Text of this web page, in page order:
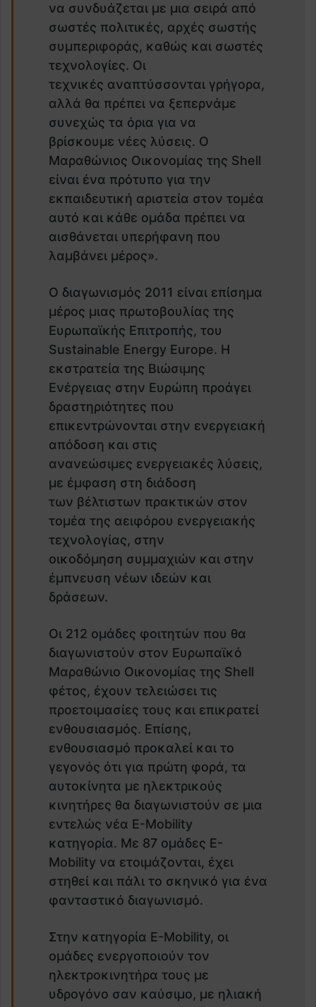
να συνδυάζεται με μια σειρά από
σωστές πολιτικές, αρχές σωστής
συμπεριφοράς, καθώς και σωστές
τεχνολογίες. Οι
τεχνικές αναπτύσσονται γρήγορα,
αλλά θα πρέπει να ξεπερνάμε
συνεχώς τα όρια για να
βρίσκουμε νέες λύσεις. Ο
Μαραθώνιος Οικονομίας της Shell
είναι ένα πρότυπο για την
εκπαιδευτική αριστεία στον τομέα
αυτό και κάθε ομάδα πρέπει να
αισθάνεται υπερήφανη που
λαμβάνει μέρος».
Ο διαγωνισμός 2011 είναι επίσημα
μέρος μιας πρωτοβουλίας της
Ευρωπαϊκής Επιτροπής, του
Sustainable Energy Europe. Η
εκστρατεία της Βιώσιμης
Ενέργειας στην Ευρώπη προάγει
δραστηριότητες που
επικεντρώνονται στην ενεργειακή
απόδοση και στις
ανανεώσιμες ενεργειακές λύσεις,
με έμφαση στη διάδοση
των βέλτιστων πρακτικών στον
τομέα της αειφόρου ενεργειακής
τεχνολογίας, στην
οικοδόμηση συμμαχιών και στην
έμπνευση νέων ιδεών και
δράσεων.
Οι 212 ομάδες φοιτητών που θα
διαγωνιστούν στον Ευρωπαϊκό
Μαραθώνιο Οικονομίας της Shell
φέτος, έχουν τελειώσει τις
προετοιμασίες τους και επικρατεί
ενθουσιασμός. Επίσης,
ενθουσιασμό προκαλεί και το
γεγονός ότι για πρώτη φορά, τα
αυτοκίνητα με ηλεκτρικούς
κινητήρες θα διαγωνιστούν σε μια
εντελώς νέα E-Mobility
κατηγορία. Με 87 ομάδες E-
Mobility να ετοιμάζονται, έχει
στηθεί και πάλι το σκηνικό για ένα
φανταστικό διαγωνισμό.
Στην κατηγορία E-Mobility, οι
ομάδες ενεργοποιούν τον
ηλεκτροκινητήρα τους με
υδρογόνο σαν καύσιμο, με ηλιακή